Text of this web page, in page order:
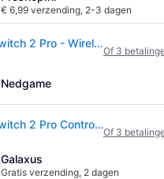
€ 6,99 verzending, 2-3 dagen
Nintendo Switch 2 Pro - Wireless Controller - Nintendo Switch 2
Of 3
Nedgame
Nintendo Switch 2 Pro Controller
Of 3
Galaxus
Gratis verzending, 2 dagen